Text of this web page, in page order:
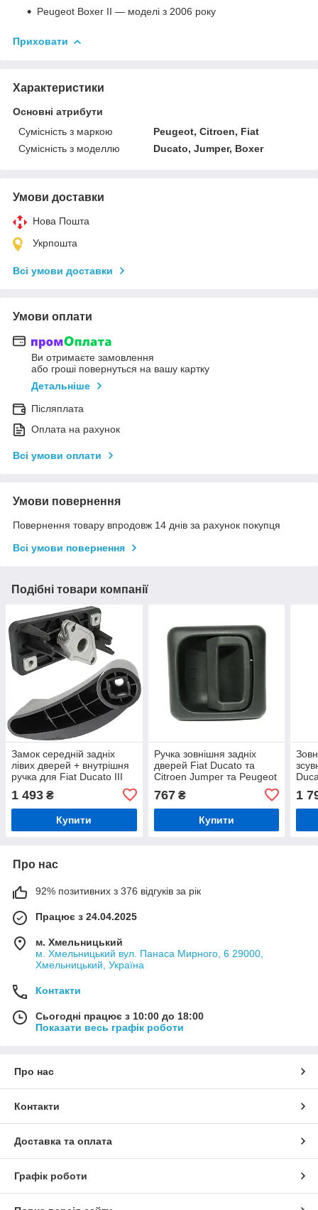
Peugeot Boxer II — моделі з 2006 року
Приховати
Характеристики
Основні атрибути
Сумісність з маркою
Peugeot, Citroen, Fiat
Сумісність з моделлю
Ducato, Jumper, Boxer
Умови доставки
Нова Пошта
Укрпошта
Всі умови доставки
Умови оплати
Ви отримаєте замовлення
або гроші повернуться на вашу картку
Детальніше
Післяплата
Оплата на рахунок
Всі умови оплати
Умови повернення
Повернення товару впродовж 14 днів за рахунок покупця
Всі умови повернення
Подібні товари компанії
Замок середній задніх
лівих дверей + внутрішня
ручка для Fiat Ducato III
2006–, Citroen Jumper II,
Peugeot Boxer II (набір 2
шт)
1 493 ₴
Купити
Ручка зовнішня задніх
дверей Fiat Ducato та
Citroen Jumper та Peugeot
767₴
Купити
1
Про нас
92% позитивних з 376 відгуків за рік
Працює з 24.04.2025
м. Хмельницький
м. Хмельницький вул. Панаса Мирного, 6 29000,
Хмельницький, Україна
Контакти
Сьогодні працює з 10:00 до 18:00
Показати весь графік роботи
Про нас
Контакти
Доставка та оплата
Графік роботи